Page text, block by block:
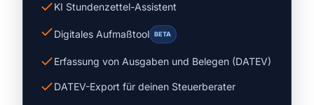
KI Stundenzettel-Assistent
Digitales Aufmaßtool BETA
Erfassung von Ausgaben und Belegen (DATEV)
DATEV-Export für deinen Steuerberater